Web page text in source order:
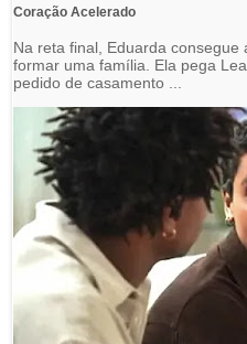
Coração Acelerado
Na reta final, Eduarda
formar uma família. Ela pega
pedido de casamento ...